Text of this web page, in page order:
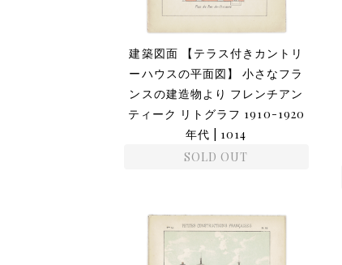
建築図面 【テラス付きカントリ
ーハウスの平面図】 小さなフラ
ンスの建造物より フレンチアン
ティーク リトグラフ 1910-1920
年代 | 1014
SOLD OUT